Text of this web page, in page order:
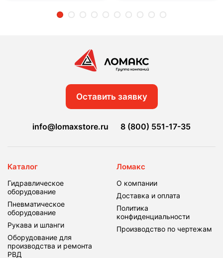
Оставить заявку
info@lomaxstore.ru 8 (800) 551-17-35
Каталог
Гидравлическое
оборудование
Пневматическое
оборудование
Рукава и шланги
Оборудование для
производства и ремонта
РВД
Ломакс
О компании
Доставка и оплата
Политика
конфиденциальности
Производство по чертежам